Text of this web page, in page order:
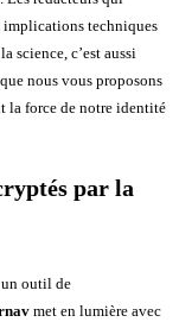
implications techniques
science, c’est aussi
nous vous proposons
la force de notre identité
par la
un outil de
met en lumière avec